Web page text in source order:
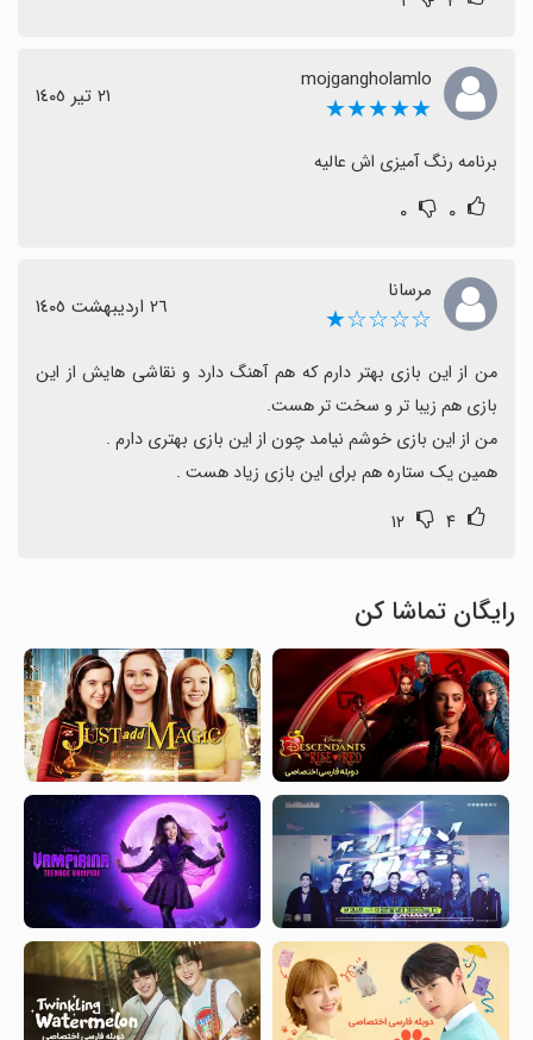
mojgangholamlo
★★★★★ ٢١ تیر ١٤٠٥
برنامه رنگ آمیزی اش عالیه
۰ ۰
مرسانا
☆☆☆☆★ ٢٦ اردیبهشت ١٤٠٥
همین یک ستاره هم برای این بازی زیاد هست .
۴ ۱۲
رایگان تماشا کن